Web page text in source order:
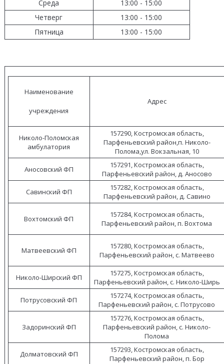
Среда
13:00 - 15:00
Четверг
13:00 - 15:00
Пятница
13:00 - 15:00
Наименование
учреждения
Адрес
Николо-Поломская
амбулатория
157290, Костромская область,
Парфеньевский район,п. Николо-
Полома,ул. Вокзальная, 10
Аносовский ФП
157291, Костромская область,
Парфеньевский район, д. Аносово
Савинский ФП
157282, Костромская область,
Парфеньевский район, д. Савино
Вохтомский ФП
157284, Костромская область,
Парфеньевский район, п. Вохтома
Матвеевский ФП
157280, Костромская область,
Парфеньевский район, с. Матвеево
Николо-Ширский ФП
157275, Костромская область,
Парфеньевский район, с. Николо-Ширь
Потрусовский ФП
157274, Костромская область,
Парфеньевский район, с. Потрусово
Задоринский ФП
157276, Костромская область,
Парфеньевский район, с. Николо-
Полома
Долматовский ФП
157293, Костромская область,
Парфеньевский район, п. Бор